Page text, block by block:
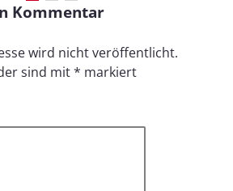
Kommentar
wird nicht veröffentlicht.
sind mit* markiert